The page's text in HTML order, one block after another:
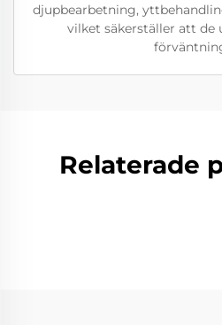
djupbearbetning,
vilket säkerställer att de
Relaterade